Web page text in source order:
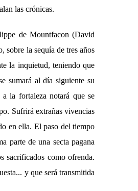
las crónicas.
de Mountfacon (David
sobre la sequía de tres años
la inquietud, teniendo que
sumará al día siguiente su
la fortaleza notará que se
Sufrirá extrañas vivencias
en ella. El paso del tiempo
parte de una secta pagana
sacrificados como ofrenda.
y que será transmitida